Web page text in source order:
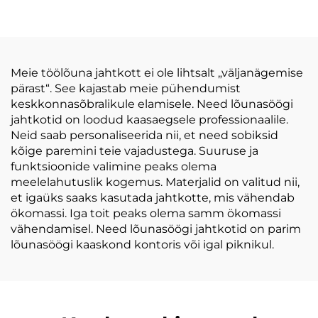
piknikuks
Toidujahutuskott
Meie töölõuna jahtkott ei ole lihtsalt „väljanägemise
pärast“. See kajastab meie pühendumist
keskkonnasõbralikule elamisele. Need lõunasöögi
jahtkotid on loodud kaasaegsele professionaalile.
Neid saab personaliseerida nii, et need sobiksid
kõige paremini teie vajadustega. Suuruse ja
funktsioonide valimine peaks olema
meelelahutuslik kogemus. Materjalid on valitud nii,
et igaüks saaks kasutada jahtkotte, mis vähendab
ökomassi. Iga toit peaks olema samm ökomassi
vähendamisel. Need lõunasöögi jahtkotid on parim
lõunasöögi kaaskond kontoris või igal piknikul.